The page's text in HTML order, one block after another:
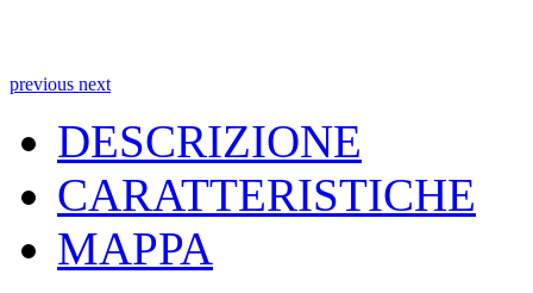
previous next
DESCRIZIONE
CARATTERISTICHE
MAPPA